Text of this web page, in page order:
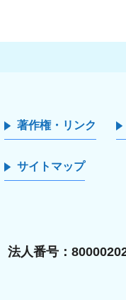
著作権・リンク
サイトマップ
法人番号：